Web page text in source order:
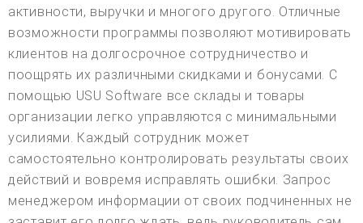
активности, выручки и многого другого. Отличные
возможности программы позволяют мотивировать
клиентов на долгосрочное сотрудничество и
поощрять их различными скидками и бонусами. С
помощью USU Software все склады и товары
организации легко управляются с минимальными
усилиями. Каждый сотрудник может
самостоятельно контролировать результаты своих
действий и вовремя исправлять ошибки. Запрос
менеджером информации от своих подчиненных не